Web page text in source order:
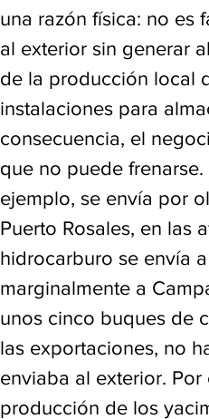
una razón física: no es
al exterior sin generar
de la producción local
instalaciones para
consecuencia, el
que no puede
ejemplo, se envía por
Puerto Rosales, en las
hidrocarburo se envía
marginalmente a
unos cinco buques de
las exportaciones, no
enviaba al exterior.
producción de los